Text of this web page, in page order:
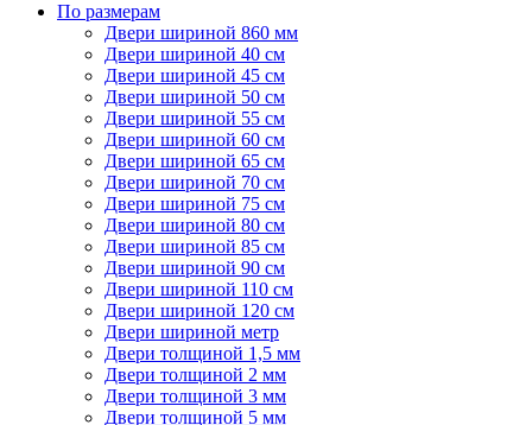
По размерам
Двери шириной 860 мм
Двери шириной 40 см
Двери шириной 45 см
Двери шириной 50 см
Двери шириной 55 см
Двери шириной 60 см
Двери шириной 65 см
Двери шириной 70 см
Двери шириной 75 см
Двери шириной 80 см
Двери шириной 85 см
Двери шириной 90 см
Двери шириной 110 см
Двери шириной 120 см
Двери шириной метр
Двери толщиной 1,5 мм
Двери толщиной 2 мм
Двери толщиной 3 мм
Двери толщиной 5 мм